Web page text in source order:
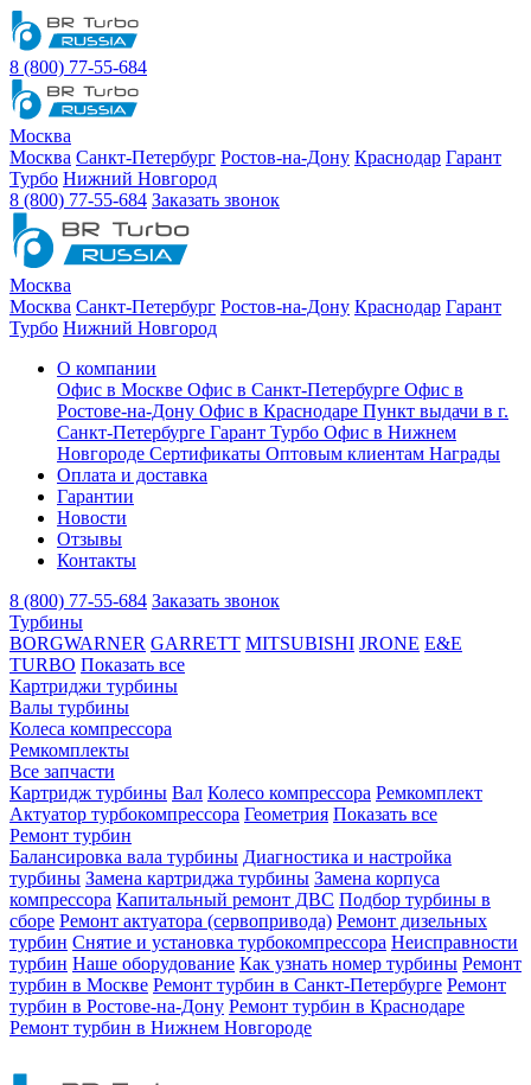
8 (800) 77-55-684
Москва
Москва Санкт-Петербург Ростов-на-Дону Краснодар Гарант
Турбо Нижний Новгород
8 (800) 77-55-684 Заказать звонок
Москва
Москва Санкт-Петербург Ростов-на-Дону Краснодар Гарант
Турбо Нижний Новгород
О компании
Офис в Москве Офис в Санкт-Петербурге Офис в
Ростове-на-Дону Офис в Краснодаре Пункт выдачи в г.
Санкт-Петербурге Гарант Турбо Офис в Нижнем
Новгороде Сертификаты Оптовым клиентам Награды
Оплата и доставка
Гарантии
Новости
Отзывы
Контакты
8 (800) 77-55-684 Заказать звонок
Турбины
BORGWARNER GARRETT MITSUBISHI JRONE E&E
TURBO Показать все
Картриджи турбины
Валы турбины
Колеса компрессора
Ремкомплекты
Все запчасти
Картридж турбины Вал Колесо компрессора Ремкомплект
Актуатор турбокомпрессора Геометрия Показать все
Ремонт турбин
Балансировка вала турбины Диагностика и настройка
турбины Замена картриджа турбины Замена корпуса
компрессора Капитальный ремонт ДВС Подбор турбины в
сборе Ремонт актуатора (сервопривода) Ремонт дизельных
турбин Снятие и установка турбокомпрессора Неисправности
турбин Наше оборудование Как узнать номер турбины Ремонт
турбин в Москве Ремонт турбин в Санкт-Петербурге Ремонт
турбин в Ростове-на-Дону Ремонт турбин в Краснодаре
Ремонт турбин в Нижнем Новгороде